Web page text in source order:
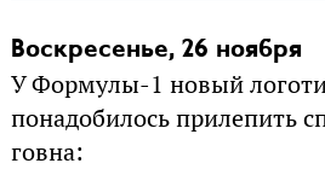
Воскресенье, 26 ноября
У Формулы-1 новый
понадобилось прилепить
говна: